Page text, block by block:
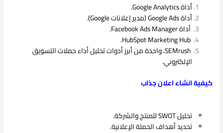
أداة Google Analytics.
أداة Google Ads (مدير إعلانات Google).
أداة Facebook Ads Manager.
HubSpot Marketing Hub.
SEMrush، واحدة من أبرز أدوات تحليل أداء حملات التسويق
الإلكتروني.
كيفية انشاء اعلان جذاب
تحليل SWOT للمنتج والشركة.
تحديد أهداف الحملة الإعلانية.